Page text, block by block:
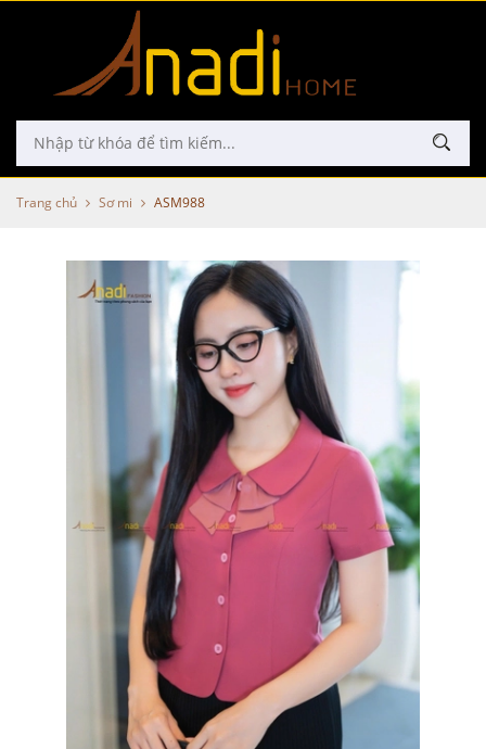
Trang chủ Sơ mi ASM988